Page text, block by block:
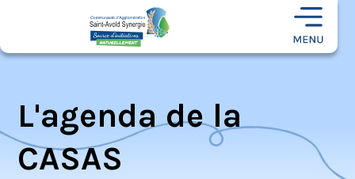
L'agenda de la
CASAS